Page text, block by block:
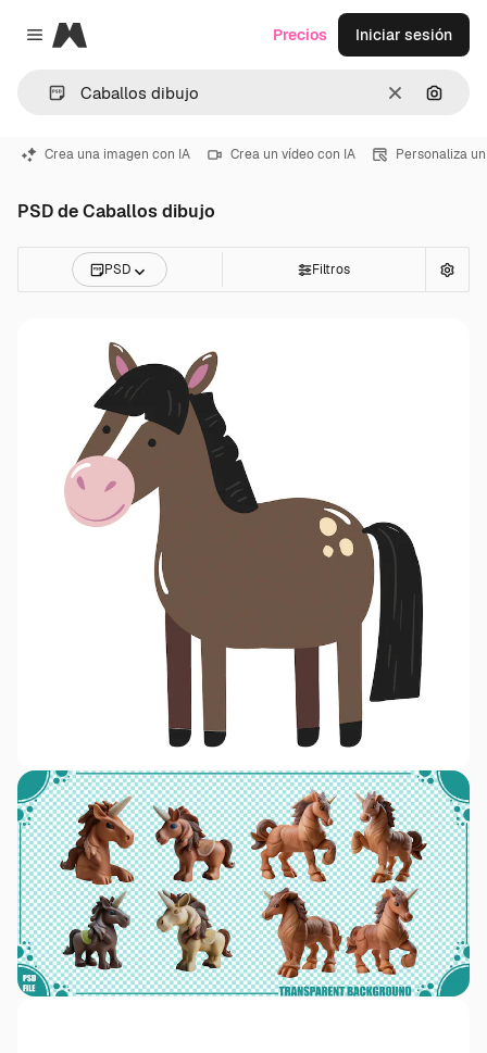
Close menu
Magnific
Borrar
Precios Iniciar sesión
Crea una imagen con IA Crea un vídeo con IA Personaliza
PSD de Caballos dibujo
PSD Filtros